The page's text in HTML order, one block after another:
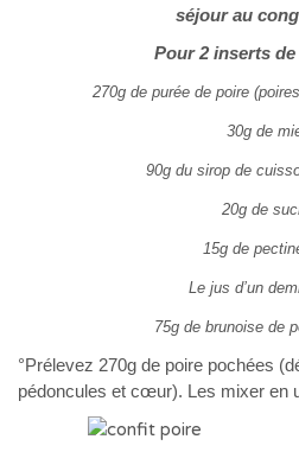
séjour au
Pour 2 inserts de
270g de purée de poire
30g de
90g du sirop de
20g de
15g de
Le jus d’un
75g de brunoise de
°Prélevez 270g de poire pochées
pédoncules et cœur). Les mixer en